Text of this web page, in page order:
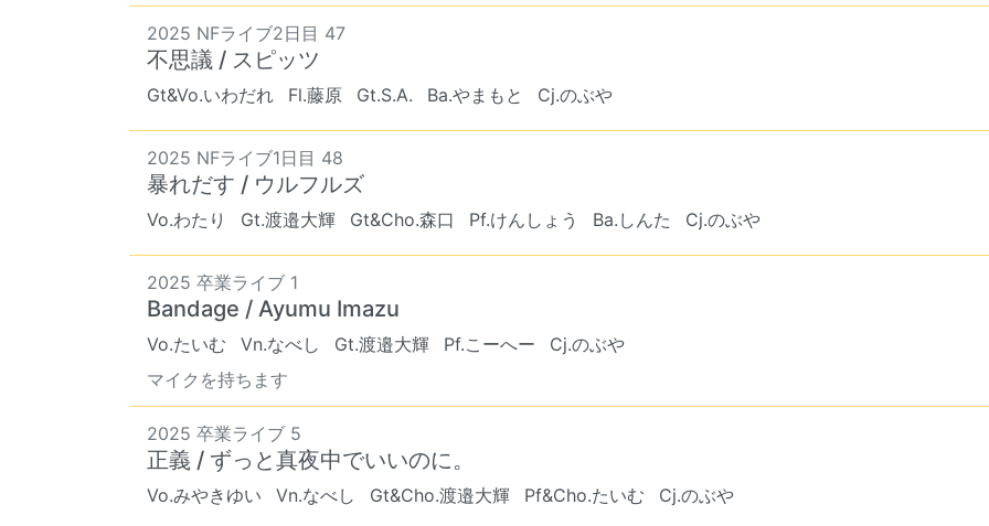
2025 NFライブ2日目 47
不思議 / スピッツ
Gt&Vo.いわだれ Fl.藤原 Gt.S.A. Ba.やまもと Cj.のぶや
2025 NFライブ1日目 48
暴れだす / ウルフルズ
Vo.わたり Gt.渡邉大輝 Gt&Cho.森口 Pf.けんしょう Ba.しんた Cj.のぶや
2025 卒業ライブ 1
Bandage / Ayumu Imazu
Vo.たいむ Vn.なべし Gt.渡邉大輝 Pf.こーへー
Cj.のぶや
マイクを持ちます
2025 卒業ライブ 5
正義 / ずっと真夜中でいいのに。
Vo.みやきゆい Vn.なべし Gt&Cho.渡邉大輝 Pf&Cho.たいむ Cj.のぶや